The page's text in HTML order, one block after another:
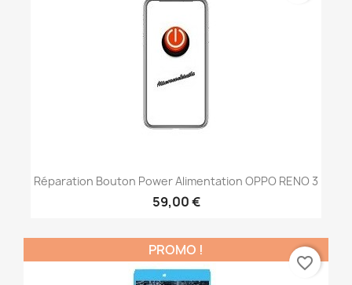
Réparation Bouton Power Alimentation OPPO RENO 3
59,00 €
PROMO !
favorite_border